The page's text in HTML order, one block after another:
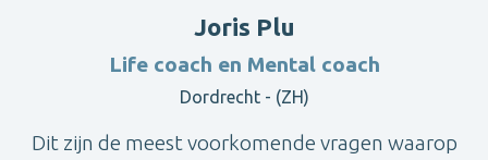
Joris Plu
Life coach en Mental coach
Dordrecht - (ZH)
Dit zijn de meest voorkomende vragen waarop